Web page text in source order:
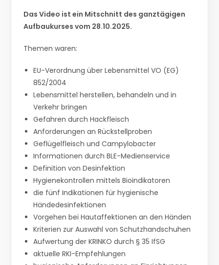
Das Video ist ein Mitschnitt des ganztägigen
Aufbaukurses vom 28.10.2025.
Themen waren:
EU-Verordnung über Lebensmittel VO (EG)
852/2004
Lebensmittel herstellen, behandeln und in
Verkehr bringen
Gefahren durch Hackfleisch
Anforderungen an Rückstellproben
Geflügelfleisch und Campylobacter
Informationen durch BLE-Medienservice
Definition von Desinfektion
Hygienekontrollen mittels Bioindikatoren
die fünf Indikationen für hygienische
Händedesinfektionen
Vorgehen bei Hautaffektionen an den Händen
Kriterien zur Auswahl von Schutzhandschuhen
Aufwertung der KRINKO durch § 35 IfSG
aktuelle RKI-Empfehlungen